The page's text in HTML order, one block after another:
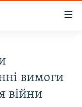
вимоги
війни